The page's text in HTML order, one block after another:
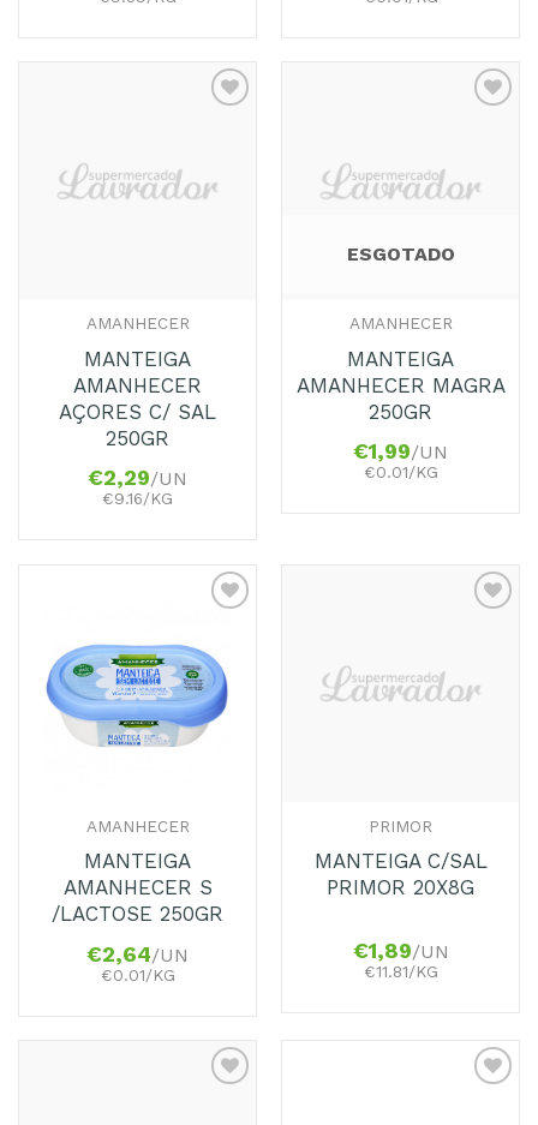
Favoritos
AMANHECER
MANTEIGA
AMANHECER
AÇORES C/ SAL
250GR
€2,29/UN
€9.16/KG
Favoritos
ESGOTADO
AMANHECER
MANTEIGA
AMANHECER MAGRA
250GR
€1,99/UN
€0.01/KG
Adicionar
aos
Favoritos
AMANHECER
MANTEIGA
AMANHECER S
/LACTOSE 250GR
€2,64/UN
€0.01/KG
Favoritos
PRIMOR
MANTEIGA C/SAL
PRIMOR 20X8G
€1,89/UN
€11.81/KG